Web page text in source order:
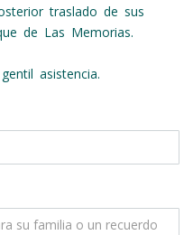
traslado de sus
de Las Memorias.
asistencia.